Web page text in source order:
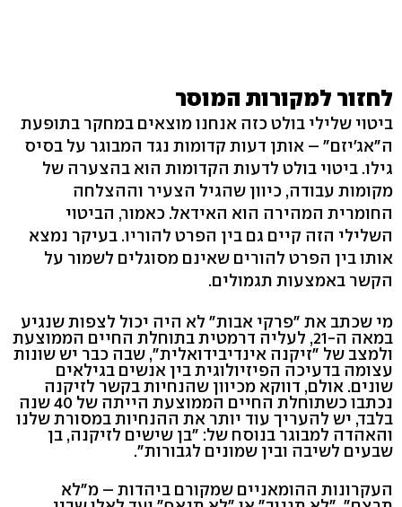
לחזור למקורות המוסר
ביטוי שלילי בולט כזה אנחנו מוצאים במחקר בתופעת
ה"אג'יזם" – אותן דעות קדומות נגד המבוגר על בסיס
גילו. ביטוי בולט לדעות הקדומות הוא בהצערה של
מקומות עבודה, כיוון שהגיל הצעיר וההצלחה
החומרית המהירה הוא האידאל. כאמור, הביטוי
השלילי הזה קיים גם בין הפרט להוריו. בעיקר נמצא
אותו בין הפרט להורים שאינם מסוגלים לשמור על
הקשר באמצעות תגמולים.
מי שכתב את "פרקי אבות" לא היה יכול לצפות שנגיע
במאה ה-21, לעליה דרמטית בתוחלת החיים הממוצעת
ולמצב של "זיקנה אינדיבידואלית", שבה כבר יש שונות
עצומה בדעיכה הפיזיולוגית בין אנשים בגילאים
שונים. אולם, דווקא מכיוון שהנחיות בקשר לזיקנה
נכתבו כשתוחלת החיים הממוצעת הייתה של 40 שנה
בלבד, יש להעריך עוד יותר את ההנחיות במסורת שלנו
והאהדה למבוגר בנוסח של: "בן שישים לזיקנה, בן
שבעים לשיבה ובין שמונים לגבורות".
העקרונות ההומאניים שמקורם ביהדות – מ"לא